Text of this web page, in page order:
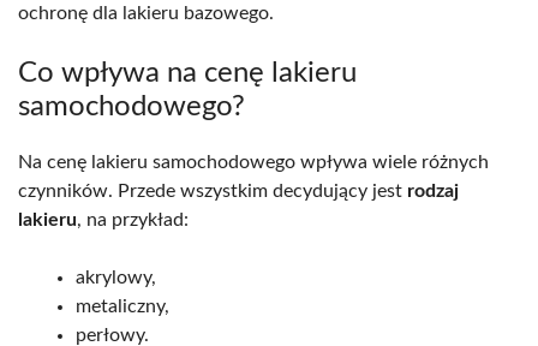
ochronę dla lakieru bazowego.
Co wpływa na cenę lakieru
samochodowego?
Na cenę lakieru samochodowego wpływa wiele różnych
czynników. Przede wszystkim decydujący jest rodzaj
lakieru, na przykład:
akrylowy,
metaliczny,
perłowy.